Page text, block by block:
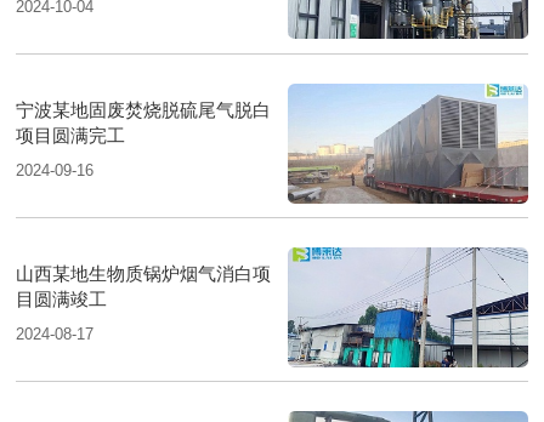
2024-10-04
宁波某地固废焚烧脱硫尾气脱白
项目圆满完工
2024-09-16
山西某地生物质锅炉烟气消白项
目圆满竣工
2024-08-17